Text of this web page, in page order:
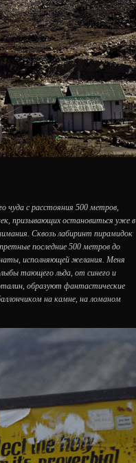
чуда с расстояния 500 метров,
призывающих остановиться уже в
Сквозь лабиринт пирамидок
последние 500 метров до
исполняющей желания. Меня
тающего льда, от синего и
образуют фантастические
на камне, на ломаном